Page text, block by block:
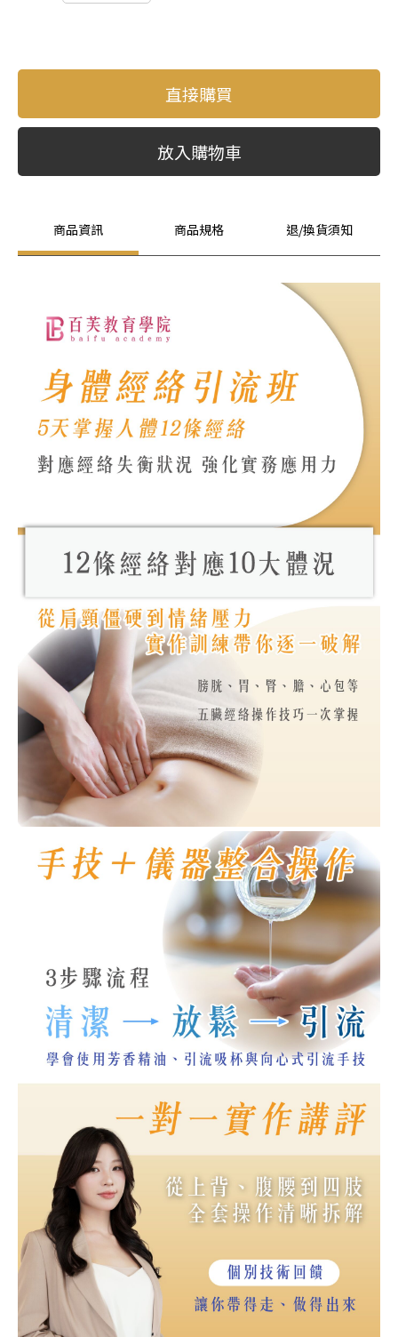
直接購買
放入購物車
商品資訊 商品規格 退/換貨須知